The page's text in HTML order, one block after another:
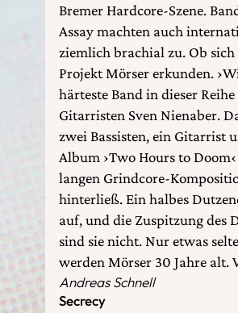
Bremer Hardcore-Szene.
Assay machten auch
ziemlich brachial zu. Ob
Projekt Mörser erkunden.
härteste Band in dieser
Gitarristen Sven Nienaber.
zwei Bassisten, ein Gitarrist
Album ›Two Hours to
langen Grindcore-
hinterließ. Ein halbes
auf, und die Zuspitzung des
sind sie nicht. Nur etwas
werden Mörser 30 Jahre alt.
Andreas Schnell
Secrecy